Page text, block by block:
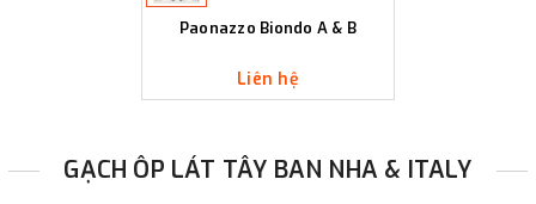
Paonazzo Biondo A & B
Liên hệ
GẠCH ÔP LÁT TÂY BAN NHA & ITALY